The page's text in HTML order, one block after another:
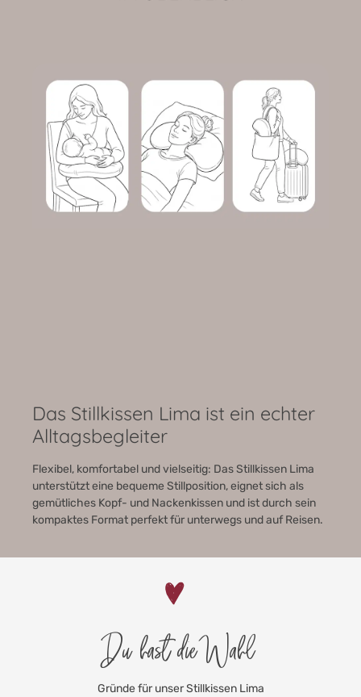
Das Stillkissen Lima ist ein echter
Alltagsbegleiter
Flexibel, komfortabel und vielseitig: Das Stillkissen Lima
unterstützt eine bequeme Stillposition, eignet sich als
gemütliches Kopf- und Nackenkissen und ist durch sein
kompaktes Format perfekt für unterwegs und auf Reisen.
Du hast die Wahl
Gründe für unser Stillkissen Lima